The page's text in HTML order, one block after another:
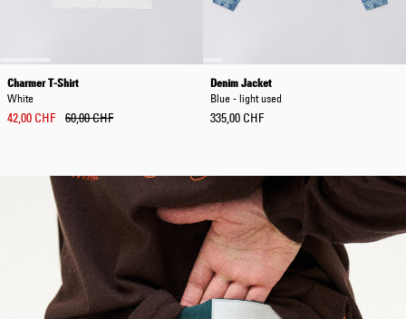
Charmer T-Shirt
White
42,00 CHF 60,00 CHF
Denim Jacket
Blue - light used
335,00 CHF